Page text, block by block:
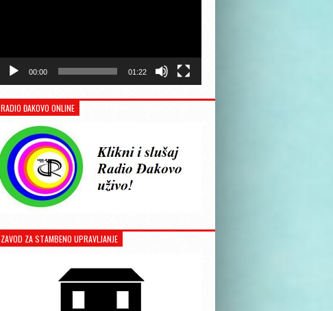
00:00 01:22
RADIO ĐAKOVO ONLINE
ZAVOD ZA STAMBENO UPRAVLJANJE